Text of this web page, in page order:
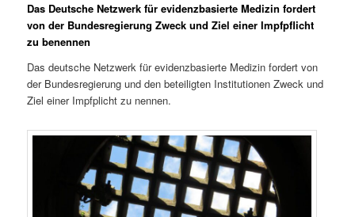
Das Deutsche Netzwerk für evidenzbasierte Medizin fordert
von der Bundesregierung Zweck und Ziel einer Impfpflicht
zu benennen
Das deutsche Netzwerk für evidenzbasierte Medizin fordert von
der Bundesregierung und den beteiligten Institutionen Zweck und
Ziel einer Impfplicht zu nennen.